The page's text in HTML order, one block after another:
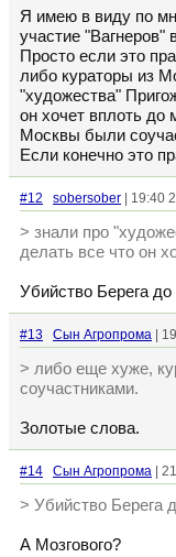
Я имею в виду по
участие "Вагнеров"
Просто если это
либо кураторы из
"художества"
он хочет вплоть до
Москвы были
Если конечно это
#12 sobersober | 19:40
> знали про
делать все что он
Убийство Берега
#13 Сын Агропрома |
> либо еще хуже,
соучастниками.
Золотые слова.
#14 Сын Агропрома |
> Убийство Берега
А Мозгового?